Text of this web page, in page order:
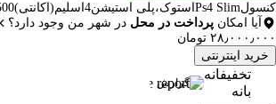
کنسولPs4 Slimاستوک،پلی استیشن4اسلیم(اکانتی)500گیگ
آیا امکان پرداخت در محل در شهر من وجود دارد؟
۲۸٫۰۰۰٫۰۰۰ تومان
خرید اینترنتی
تخفیفانه
بانه
گزارش